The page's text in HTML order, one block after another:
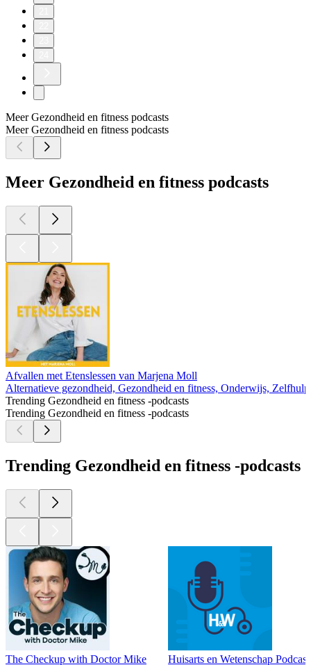
Meer Gezondheid en fitness podcasts
Meer Gezondheid en fitness podcasts
Meer Gezondheid en fitness podcasts
Afvallen met Etenslessen van Marjena Moll
Alternatieve gezondheid, Gezondheid en fitness, Onderwijs, Zelfhulp
Trending Gezondheid en fitness -podcasts
Trending Gezondheid en fitness -podcasts
Trending Gezondheid en fitness -podcasts
The Checkup with Doctor Mike Huisarts en Wetenschap Podcast